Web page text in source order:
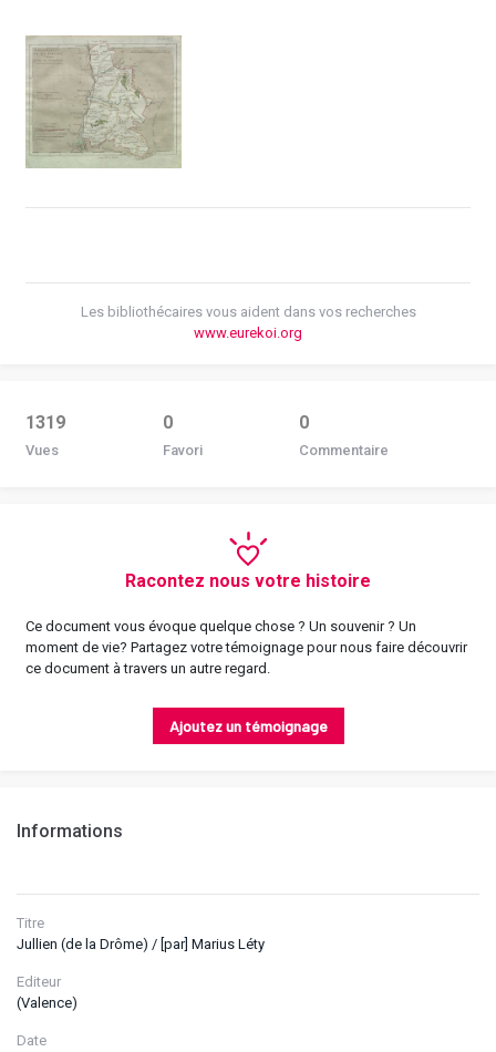
Informations
Titre
Jullien (de la Drôme) / [par] Marius Léty
Editeur
(Valence)
Date
Les bibliothécaires vous aident dans vos recherches
www.eurekoi.org
1319
Vues
0
Favori
0
Commentaire
Racontez nous votre histoire
Ce document vous évoque quelque chose ? Un souvenir ? Un
moment de vie? Partagez votre témoignage pour nous faire découvrir
ce document à travers un autre regard.
Ajoutez un témoignage